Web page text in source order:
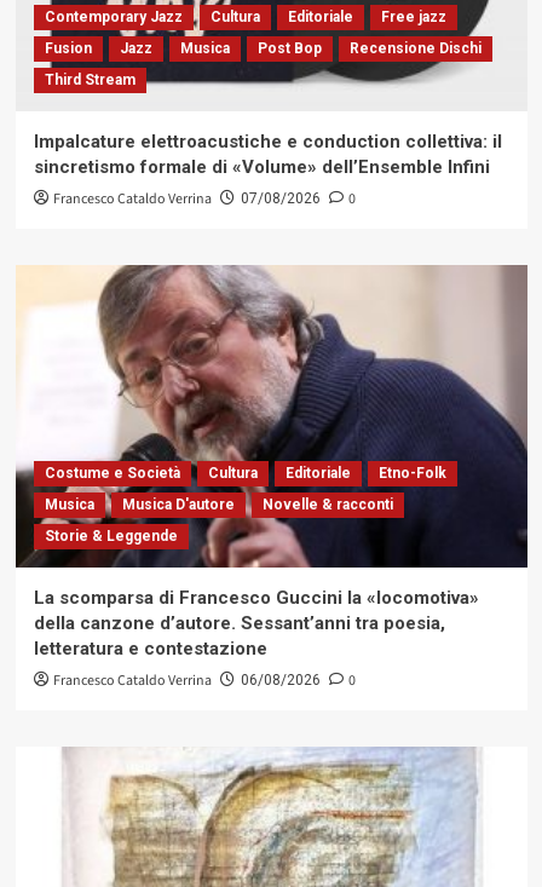
Contemporary Jazz Cultura Editoriale
Free jazz
Fusion
Jazz Musica Post Bop
Recensione Dischi
Third Stream
Impalcature elettroacustiche e conduction collettiva: il
sincretismo formale di «Volume» dell’Ensemble Infini
Francesco Cataldo Verrina 07/08/2026 0
Costume e Società Cultura Editoriale
Etno-Folk
Musica
Musica D'autore
Novelle & racconti
Storie & Leggende
La scomparsa di Francesco Guccini la «locomotiva»
della canzone d’autore. Sessant’anni tra poesia,
letteratura e contestazione
Francesco Cataldo Verrina 06/08/2026 0